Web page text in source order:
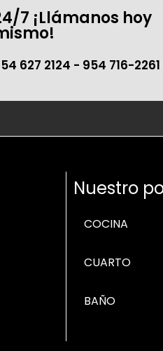
7 ¡Llámanos hoy
627 2124 - 954 716-2261
Nuestro
COCINA
CUARTO
BAÑO